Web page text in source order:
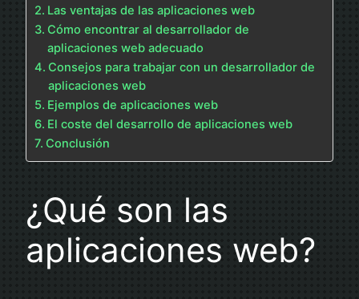
Las ventajas de las aplicaciones web
Cómo encontrar al desarrollador de
aplicaciones web adecuado
Consejos para trabajar con un desarrollador de
aplicaciones web
Ejemplos de aplicaciones web
El coste del desarrollo de aplicaciones web
Conclusión
¿Qué son las
aplicaciones web?